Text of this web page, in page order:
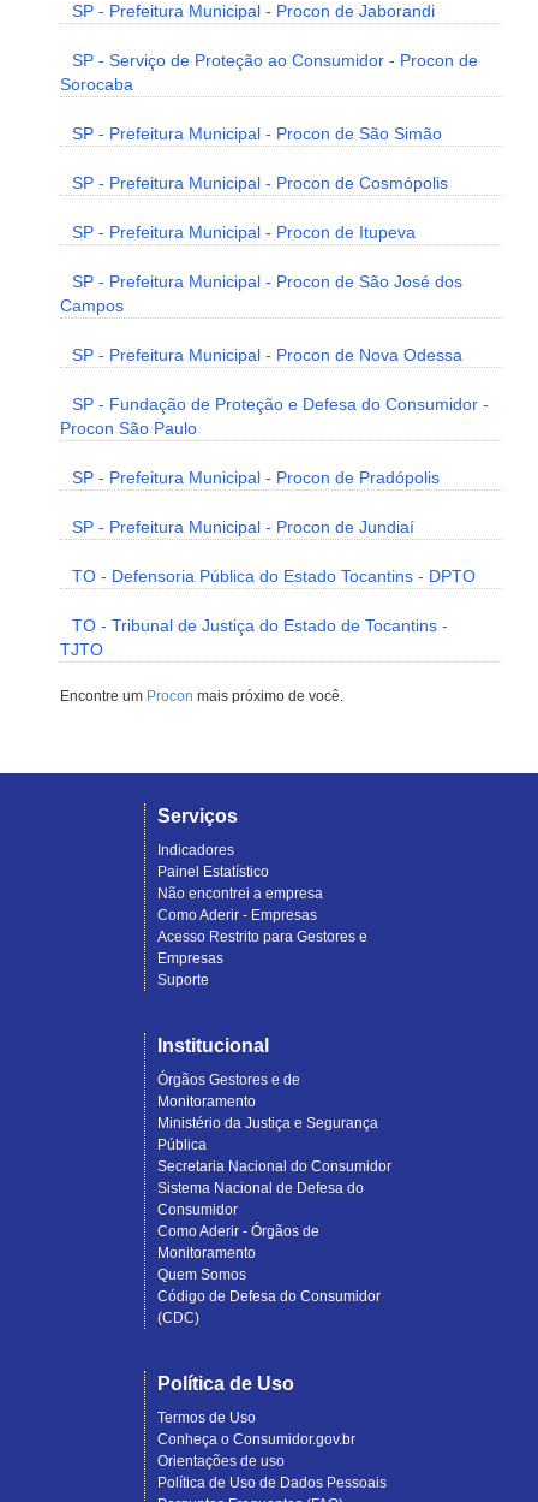
SP - Prefeitura Municipal - Procon de Jaborandi
SP - Serviço de Proteção ao Consumidor - Procon de
Sorocaba
SP - Prefeitura Municipal - Procon de São Simão
SP - Prefeitura Municipal - Procon de Cosmópolis
SP - Prefeitura Municipal - Procon de Itupeva
SP - Prefeitura Municipal - Procon de São José dos
Campos
SP - Prefeitura Municipal - Procon de Nova Odessa
SP - Fundação de Proteção e Defesa do Consumidor -
Procon São Paulo
SP - Prefeitura Municipal - Procon de Pradópolis
SP - Prefeitura Municipal - Procon de Jundiaí
TO - Defensoria Pública do Estado Tocantins - DPTO
TO - Tribunal de Justiça do Estado de Tocantins -
TJTO
Encontre um Procon mais próximo de você.
Serviços
Indicadores
Painel Estatístico
Não encontrei a empresa
Como Aderir - Empresas
Acesso Restrito para Gestores e
Empresas
Suporte
Institucional
Órgãos Gestores e de
Monitoramento
Ministério da Justiça e Segurança
Pública
Secretaria Nacional do Consumidor
Sistema Nacional de Defesa do
Consumidor
Como Aderir - Órgãos de
Monitoramento
Quem Somos
Código de Defesa do Consumidor
(CDC)
Política de Uso
Termos de Uso
Conheça o Consumidor.gov.br
Orientações de uso
Política de Uso de Dados Pessoais